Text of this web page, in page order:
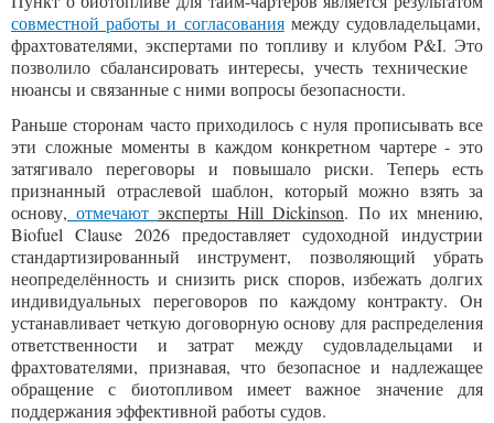
совместной работы и согласованиямежду судовладельцами,
фрахтователями, экспертами по топливу и клубом P&I. Это
позволило сбалансировать интересы, учесть технические
нюансы и связанные с ними вопросы безопасности.
Раньше сторонам часто приходилось с нуля прописывать все
эти сложные моменты в каждом конкретном чартере - это
затягивало переговоры и повышало риски. Теперь есть
признанный отраслевой шаблон, который можно взять за
основу, отмечают эксперты Hill Dickinson. По их мнению,
Biofuel Clause 2026 предоставляет судоходной индустрии
стандартизированный инструмент, позволяющий убрать
неопределённость и снизить риск споров, избежать долгих
индивидуальных переговоров по каждому контракту. Он
устанавливает четкую договорную основу для распределения
ответственности и затрат между судовладельцами и
фрахтователями, признавая, что безопасное и надлежащее
обращение с биотопливом имеет важное значение для
поддержания эффективной работы судов.